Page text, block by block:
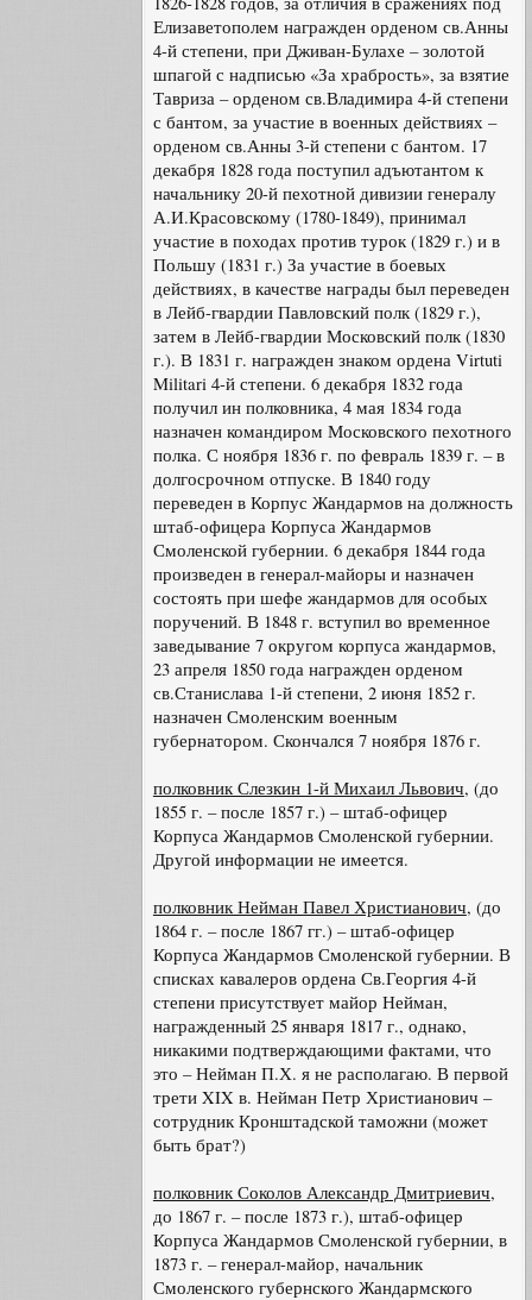
Елизаветополем награжден орденом св.Анны
4-й степени, при Дживан-Булахе – золотой
шпагой с надписью «За храбрость», за взятие
Тавриза – орденом св.Владимира 4-й степени
с бантом, за участие в военных действиях –
орденом св.Анны 3-й степени с бантом. 17
декабря 1828 года поступил адъютантом к
начальнику 20-й пехотной дивизии генералу
А.И.Красовскому (1780-1849), принимал
участие в походах против турок (1829 г.) и в
Польшу (1831 г.) За участие в боевых
действиях, в качестве награды был переведен
в Лейб-гвардии Павловский полк (1829 г.),
затем в Лейб-гвардии Московский полк (1830
г.). В 1831 г. награжден знаком ордена Virtuti
Militari 4-й степени. 6 декабря 1832 года
получил ин полковника, 4 мая 1834 года
назначен командиром Московского пехотного
полка. С ноября 1836 г. по февраль 1839 г. – в
долгосрочном отпуске. В 1840 году
переведен в Корпус Жандармов на должность
штаб-офицера Корпуса Жандармов
Смоленской губернии. 6 декабря 1844 года
произведен в генерал-майоры и назначен
состоять при шефе жандармов для особых
поручений. В 1848 г. вступил во временное
заведывание 7 округом корпуса жандармов,
23 апреля 1850 года награжден орденом
св.Станислава 1-й степени, 2 июня 1852 г.
назначен Смоленским военным
губернатором. Скончался 7 ноября 1876 г.
полковник Слезкин 1-й Михаил Львович, (до
1855 г. – после 1857 г.) – штаб-офицер
Корпуса Жандармов Смоленской губернии.
Другой информации не имеется.
полковник Нейман Павел Христианович, (до
1864 г. – после 1867 гг.) – штаб-офицер
Корпуса Жандармов Смоленской губернии. В
списках кавалеров ордена Св.Георгия 4-й
степени присутствует майор Нейман,
награжденный 25 января 1817 г., однако,
никакими подтверждающими фактами, что
это – Нейман П.Х. я не располагаю. В первой
трети XIX в. Нейман Петр Христианович –
сотрудник Кронштадской таможни (может
быть брат?)
полковник Соколов Александр Дмитриевич,
до 1867 г. – после 1873 г.), штаб-офицер
Корпуса Жандармов Смоленской губернии, в
1873 г. – генерал-майор, начальник
Смоленского губернского Жандармского